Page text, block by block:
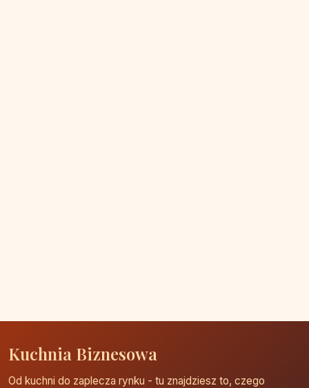
Kuchnia Biznesowa
Od kuchni do zaplecza rynku - tu znajdziesz to, czego